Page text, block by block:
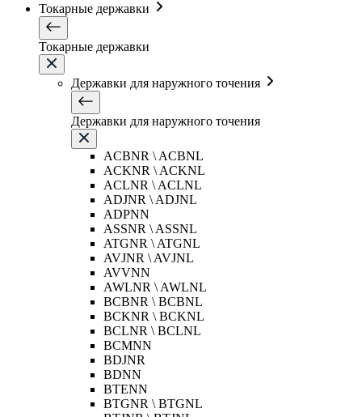
Токарные державки
Токарные державки
Державки для наружного точения
Державки для наружного точения
ACBNR \ ACBNL
ACKNR \ ACKNL
ACLNR \ ACLNL
ADJNR \ ADJNL
ADPNN
ASSNR \ ASSNL
ATGNR \ ATGNL
AVJNR \ AVJNL
AVVNN
AWLNR \ AWLNL
BCBNR \ BCBNL
BCKNR \ BCKNL
BCLNR \ BCLNL
BCMNN
BDJNR
BDNN
BTENN
BTGNR \ BTGNL